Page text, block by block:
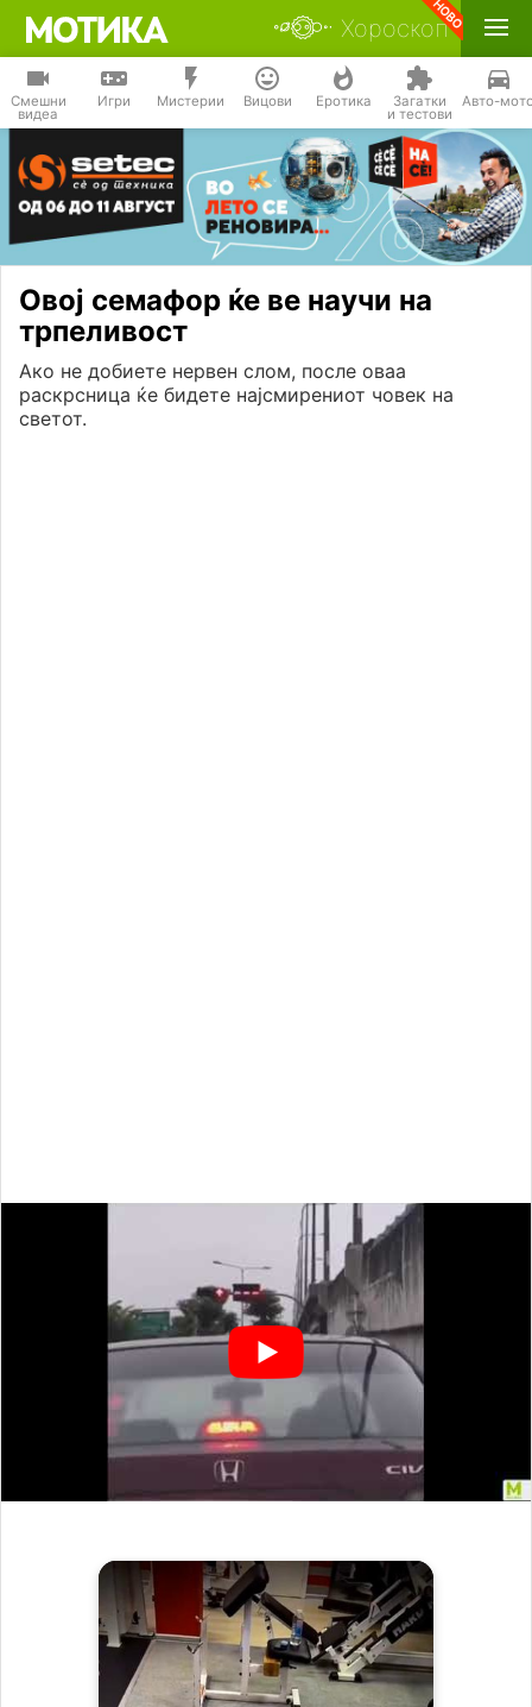
Хороскоп
Смешни
видеа
Игри Мистерии Вицови Еротика Загатки
и тестови
Авто-
Овој семафор ќе ве научи на
трпеливост
Ако не добиете нервен слом, после оваа
раскрсница ќе бидете најсмирениот човек на
светот.